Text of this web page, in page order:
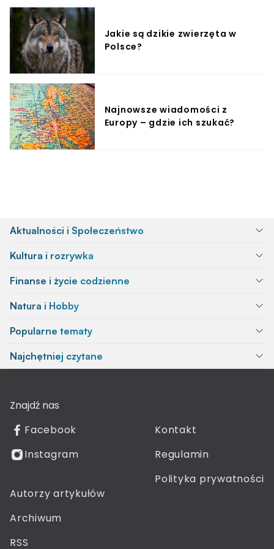
Jakie są dzikie zwierzęta w
Polsce?
Najnowsze wiadomości z
Europy – gdzie ich szukać?
Aktualności i Społeczeństwo
Kultura i rozrywka
Finanse i życie codzienne
Natura i Hobby
Popularne tematy
Najchętniej czytane
Znajdź nas
Facebook
Instagram
Kontakt
Regulamin
Polityka prywatności
Autorzy artykułów
Archiwum
RSS